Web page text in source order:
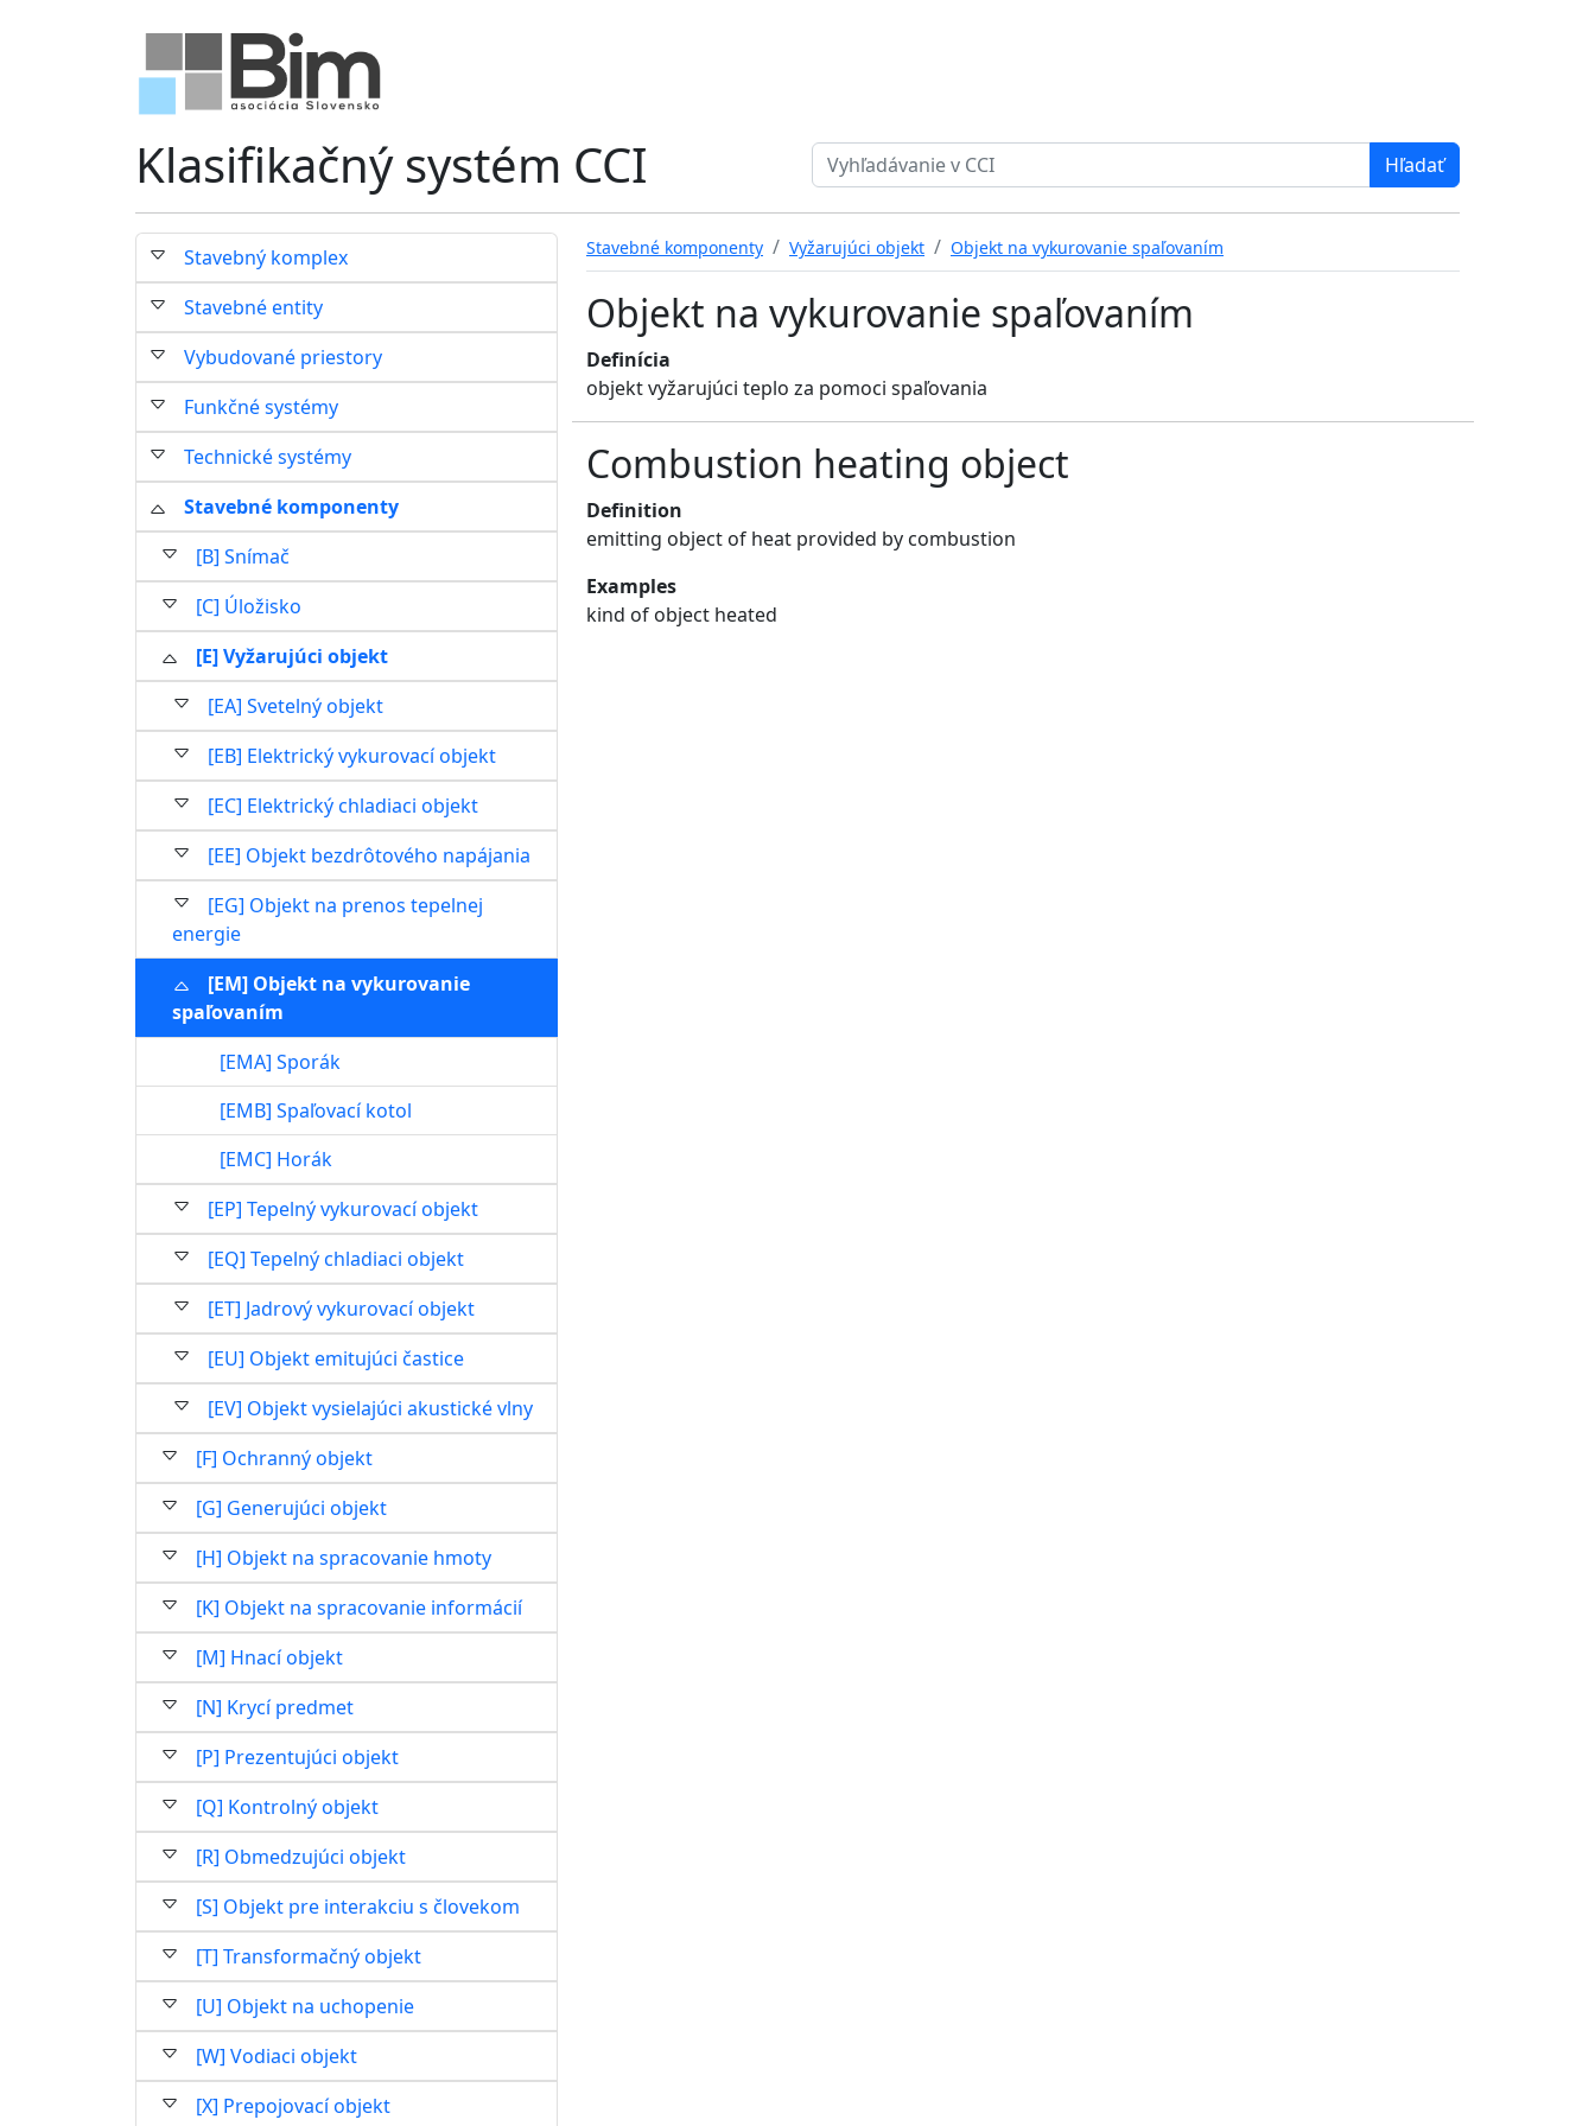
Klasifikačný systém CCI Search term
Stavebný komplex
Stavebné entity
Vybudované priestory
Funkčné systémy
Technické systémy
Stavebné komponenty
[B] Snímač
[C] Úložisko
[E] Vyžarujúci objekt
[EA] Svetelný objekt
[EB] Elektrický vykurovací objekt
[EC] Elektrický chladiaci objekt
[EE] Objekt bezdrôtového napájania
[EG] Objekt na prenos tepelnej
energie
[EM] Objekt na vykurovanie
spaľovaním
[EMA] Sporák
[EMB] Spaľovací kotol
[EMC] Horák
[EP] Tepelný vykurovací objekt
[EQ] Tepelný chladiaci objekt
[ET] Jadrový vykurovací objekt
[EU] Objekt emitujúci častice
[EV] Objekt vysielajúci akustické vlny
[F] Ochranný objekt
[G] Generujúci objekt
[H] Objekt na spracovanie hmoty
[K] Objekt na spracovanie informácií
[M] Hnací objekt
[N] Krycí predmet
[P] Prezentujúci objekt
[Q] Kontrolný objekt
[R] Obmedzujúci objekt
[S] Objekt pre interakciu s človekom
[T] Transformačný objekt
[U] Objekt na uchopenie
[W] Vodiaci objekt
[X] Prepojovací objekt
Stavebné komponenty Vyžarujúci objekt Objekt na vykurovanie spaľovaním
Objekt na vykurovanie spaľovaním
Definícia
objekt vyžarujúci teplo za pomoci spaľovania
Combustion heating object
Definition
emitting object of heat provided by combustion
Examples
kind of object heated